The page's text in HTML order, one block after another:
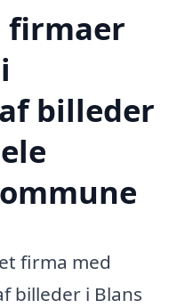
firmaer
billeder
firma med
billeder i Blans